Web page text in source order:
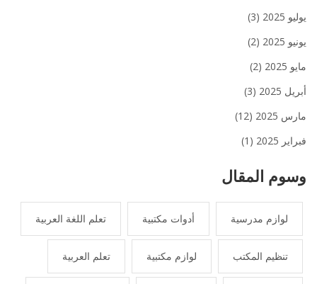
يوليو 2025
(3)
يونيو 2025
(2)
مايو 2025
(2)
أبريل 2025
(3)
مارس 2025
(12)
فبراير 2025
(1)
وسوم المقال
لوازم مدرسية أدوات مكتبية تعلم اللغة العربية
تنظيم المكتب لوازم مكتبية تعلم العربية